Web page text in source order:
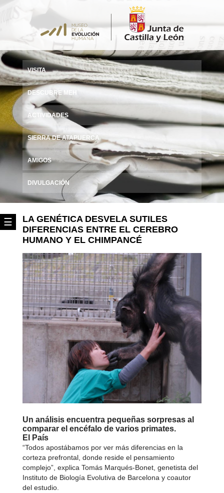
☰
VISITA
DESCUBRE MEH
ACTIVIDADES
SIERRA DE ATAPUERCA
AMIGOS
DIVULGACIÓN
LA GENÉTICA DESVELA SUTILES
DIFERENCIAS ENTRE EL CEREBRO
HUMANO Y EL CHIMPANCÉ
Un análisis encuentra pequeñas sorpresas al
comparar el encéfalo de varios primates.
El País
“Todos apostábamos por ver más diferencias en la
corteza prefrontal, donde reside el pensamiento
complejo”, explica Tomás Marqués-Bonet, genetista del
Instituto de Biología Evolutiva de Barcelona y coautor
del estudio.